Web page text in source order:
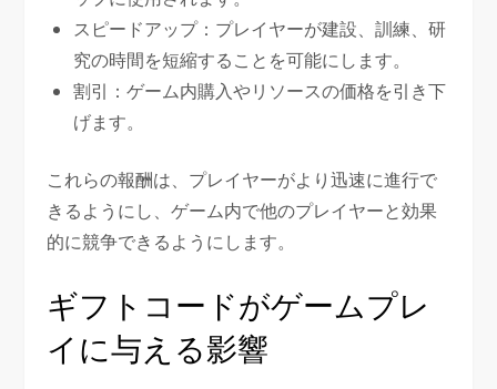
スピードアップ：プレイヤーが建設、訓練、研
究の時間を短縮することを可能にします。
割引：ゲーム内購入やリソースの価格を引き下
げます。
これらの報酬は、プレイヤーがより迅速に進行で
きるようにし、ゲーム内で他のプレイヤーと効果
的に競争できるようにします。
ギフトコードがゲームプレ
イに与える影響